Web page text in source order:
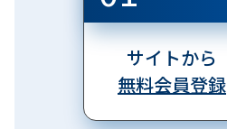
サイトから
無料会員登録